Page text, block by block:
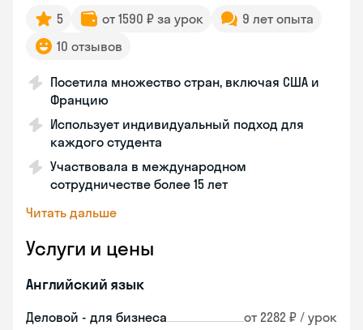
5 от 1590 ₽ за урок
9 лет опыта
10 отзывов
Посетила множество стран, включая США и
Францию
Использует индивидуальный подход для
каждого студента
Участвовала в международном
сотрудничестве более 15 лет
Читать дальше
Услуги и цены
Английский язык
Деловой - для бизнеса от 2282 ₽ / урок